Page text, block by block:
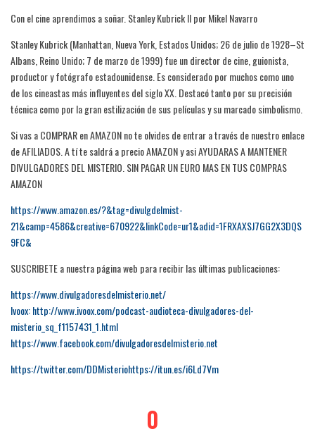
Con el cine aprendimos a soñar. Stanley Kubrick II por Mikel Navarro
Stanley Kubrick (Manhattan, Nueva York, Estados Unidos; 26 de julio de 1928–St
Albans, Reino Unido; 7 de marzo de 1999) fue un director de cine, guionista,
productor y fotógrafo estadounidense. Es considerado por muchos como uno
de los cineastas más influyentes del siglo XX. Destacó tanto por su precisión
técnica como por la gran estilización de sus películas y su marcado simbolismo.
Si vas a COMPRAR en AMAZON no te olvides de entrar a través de nuestro enlace
de AFILIADOS. A tí te saldrá a precio AMAZON y asi AYUDARAS A MANTENER
DIVULGADORES DEL MISTERIO. SIN PAGAR UN EURO MAS EN TUS COMPRAS
AMAZON
https://www.amazon.es/?&tag=divulgdelmist-
21&camp=4586&creative=670922&linkCode=ur1&adid=1FRXAXSJ7GG2X3DQS
9FC&
SUSCRIBETE a nuestra página web para recibir las últimas publicaciones:
https://www.divulgadoresdelmisterio.net/
Ivoox: http://www.ivoox.com/podcast-audioteca-divulgadores-del-
misterio_sq_f1157431_1.html
https://www.facebook.com/divulgadoresdelmisterio.net
https://twitter.com/DDMisteriohttps://itun.es/i6Ld7Vm
0